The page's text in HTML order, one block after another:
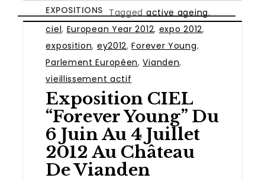
EXPOSITIONS Tagged active ageing,
ciel, European Year 2012, expo 2012,
exposition, ey2012,Forever Young,
Parlement Européen,Vianden,
vieillissement actif
Exposition CIEL
“Forever Young” Du
6 Juin Au 4 Juillet
2012 Au Château
De Vianden